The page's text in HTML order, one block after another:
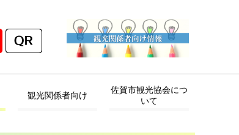
観光関係者向け
佐賀市観光協会につ
いて